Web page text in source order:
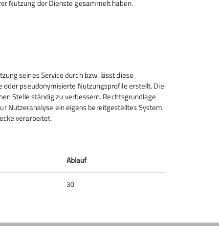
Sektion Hanau des Deutschen
Alpenvereins e.V.
Krämerstr. 8
63450 Hanau
Kontakt
Nutzung der Dienste gesammelt haben.
seines Service durch bzw. lässt diese
pseudonymisierte Nutzungsprofile erstellt. Die
Stelle ständig zu verbessern. Rechtsgrundlage
Nutzeranalyse ein eigens bereitgestelltes System
verarbeitet.
Ablauf
30